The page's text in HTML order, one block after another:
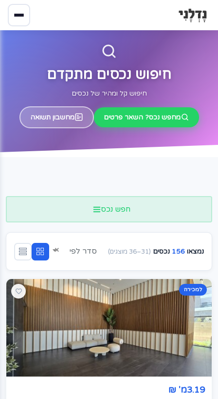
חיפוש נכסים מתקדם
חיפוש קל ומהיר של נכסים
מחפש נכס? השאר פרטים מחשבון תשואה
חפש נכס
נמצאו 156 נכסים (31–36 מוצגים) × סדר לפי
למכירה
3.19מ' ₪